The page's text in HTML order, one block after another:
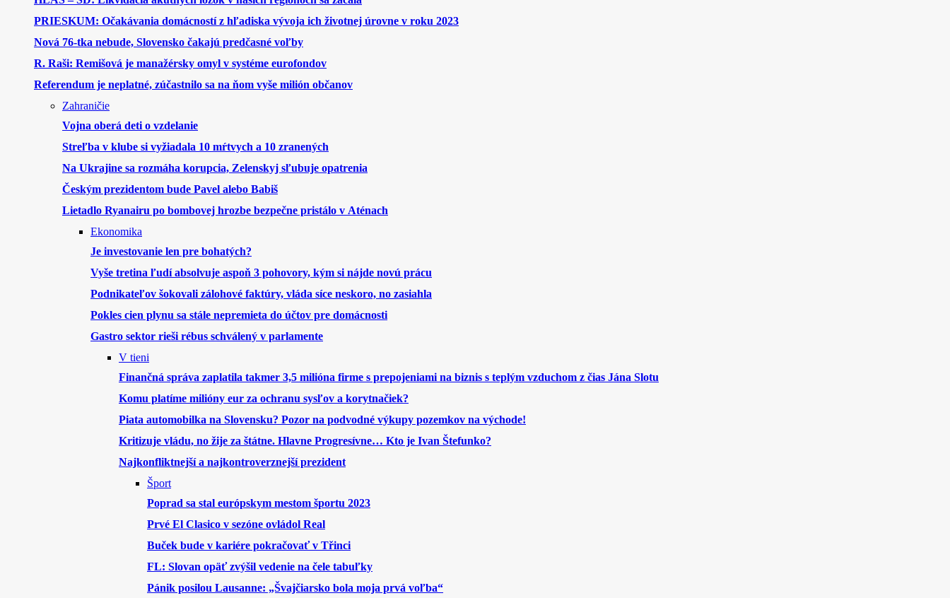
PRIESKUM: Očakávania domácností z hľadiska vývoja ich životnej úrovne v roku 2023
Nová 76-tka nebude, Slovensko čakajú predčasné voľby
R. Raši: Remišová je manažérsky omyl v systéme eurofondov
Referendum je neplatné, zúčastnilo sa na ňom vyše milión občanov
Zahraničie
Vojna oberá deti o vzdelanie
Streľba v klube si vyžiadala 10 mŕtvych a 10 zranených
Na Ukrajine sa rozmáha korupcia, Zelenskyj sľubuje opatrenia
Českým prezidentom bude Pavel alebo Babiš
Lietadlo Ryanairu po bombovej hrozbe bezpečne pristálo v Aténach
Ekonomika
Je investovanie len pre bohatých?
Vyše tretina ľudí absolvuje aspoň 3 pohovory, kým si nájde novú prácu
Podnikateľov šokovali zálohové faktúry, vláda síce neskoro, no zasiahla
Pokles cien plynu sa stále nepremieta do účtov pre domácnosti
Gastro sektor rieši rébus schválený v parlamente
V tieni
Finančná správa zaplatila takmer 3,5 milióna firme s prepojeniami na biznis s teplým vzduchom z čias Jána Slotu
Komu platíme milióny eur za ochranu sysľov a korytnačiek?
Piata automobilka na Slovensku? Pozor na podvodné výkupy pozemkov na východe!
Kritizuje vládu, no žije za štátne. Hlavne Progresívne… Kto je Ivan Štefunko?
Najkonfliktnejší a najkontroverznejší prezident
Šport
Poprad sa stal európskym mestom športu 2023
Prvé El Clasico v sezóne ovládol Real
Buček bude v kariére pokračovať v Třinci
FL: Slovan opäť zvýšil vedenie na čele tabuľky
Pánik posilou Lausanne: „Švajčiarsko bola moja prvá voľba“